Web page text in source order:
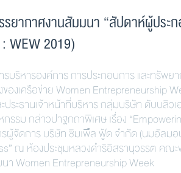
ยากาศงานสัมมนา “สัปดาห์ผู้ประ
WEW 2019)
รบริหารองค์การ การประกอบการ และทรั
องเครือข่าย Women Entrepreneurship
ประธานเจ้าหน้าที่บริหาร กลุ่มบริษัท ดับบลิว
รรม กล่าวปาฐกถาพิเศษ เรื่อง
ผู้จัดการ บริษัท ซิมเพิ้ล ฟู้ด จำกัด (นมอัลมอ
ณ ห้องประชุมหลวงดำริอิสรานุวรรต ค
า Women Entrepreneurship Week